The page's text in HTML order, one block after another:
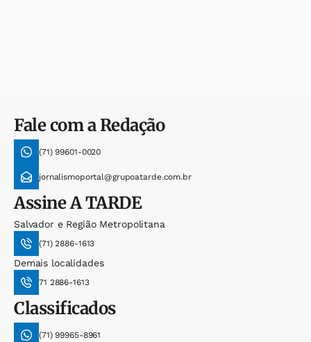
Fale com a Redação
(71) 99601-0020
jornalismoportal@grupoatarde.com.br
AssineA TARDE
Salvador e Região Metropolitana
(71) 2886-1613
Demais localidades
71 2886-1613
Classificados
(71) 99965-8961